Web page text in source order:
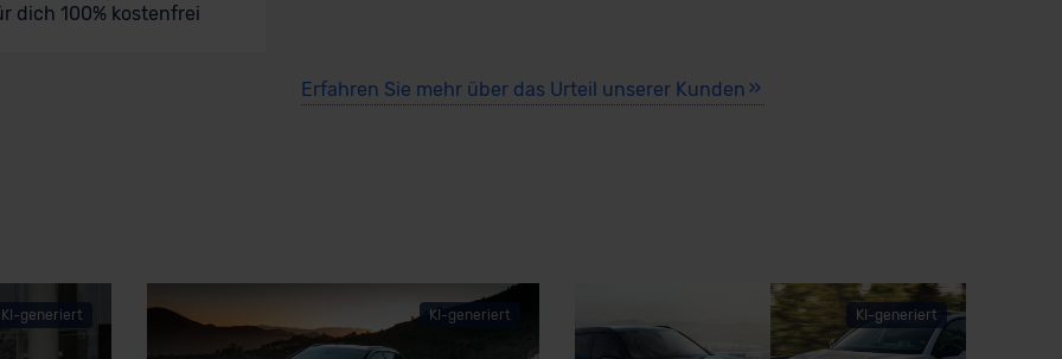
dich 100% kostenfrei
Erfahren Sie mehr über das Urteil unserer Kunden
KI-generiert KI-generiert KI-generiert